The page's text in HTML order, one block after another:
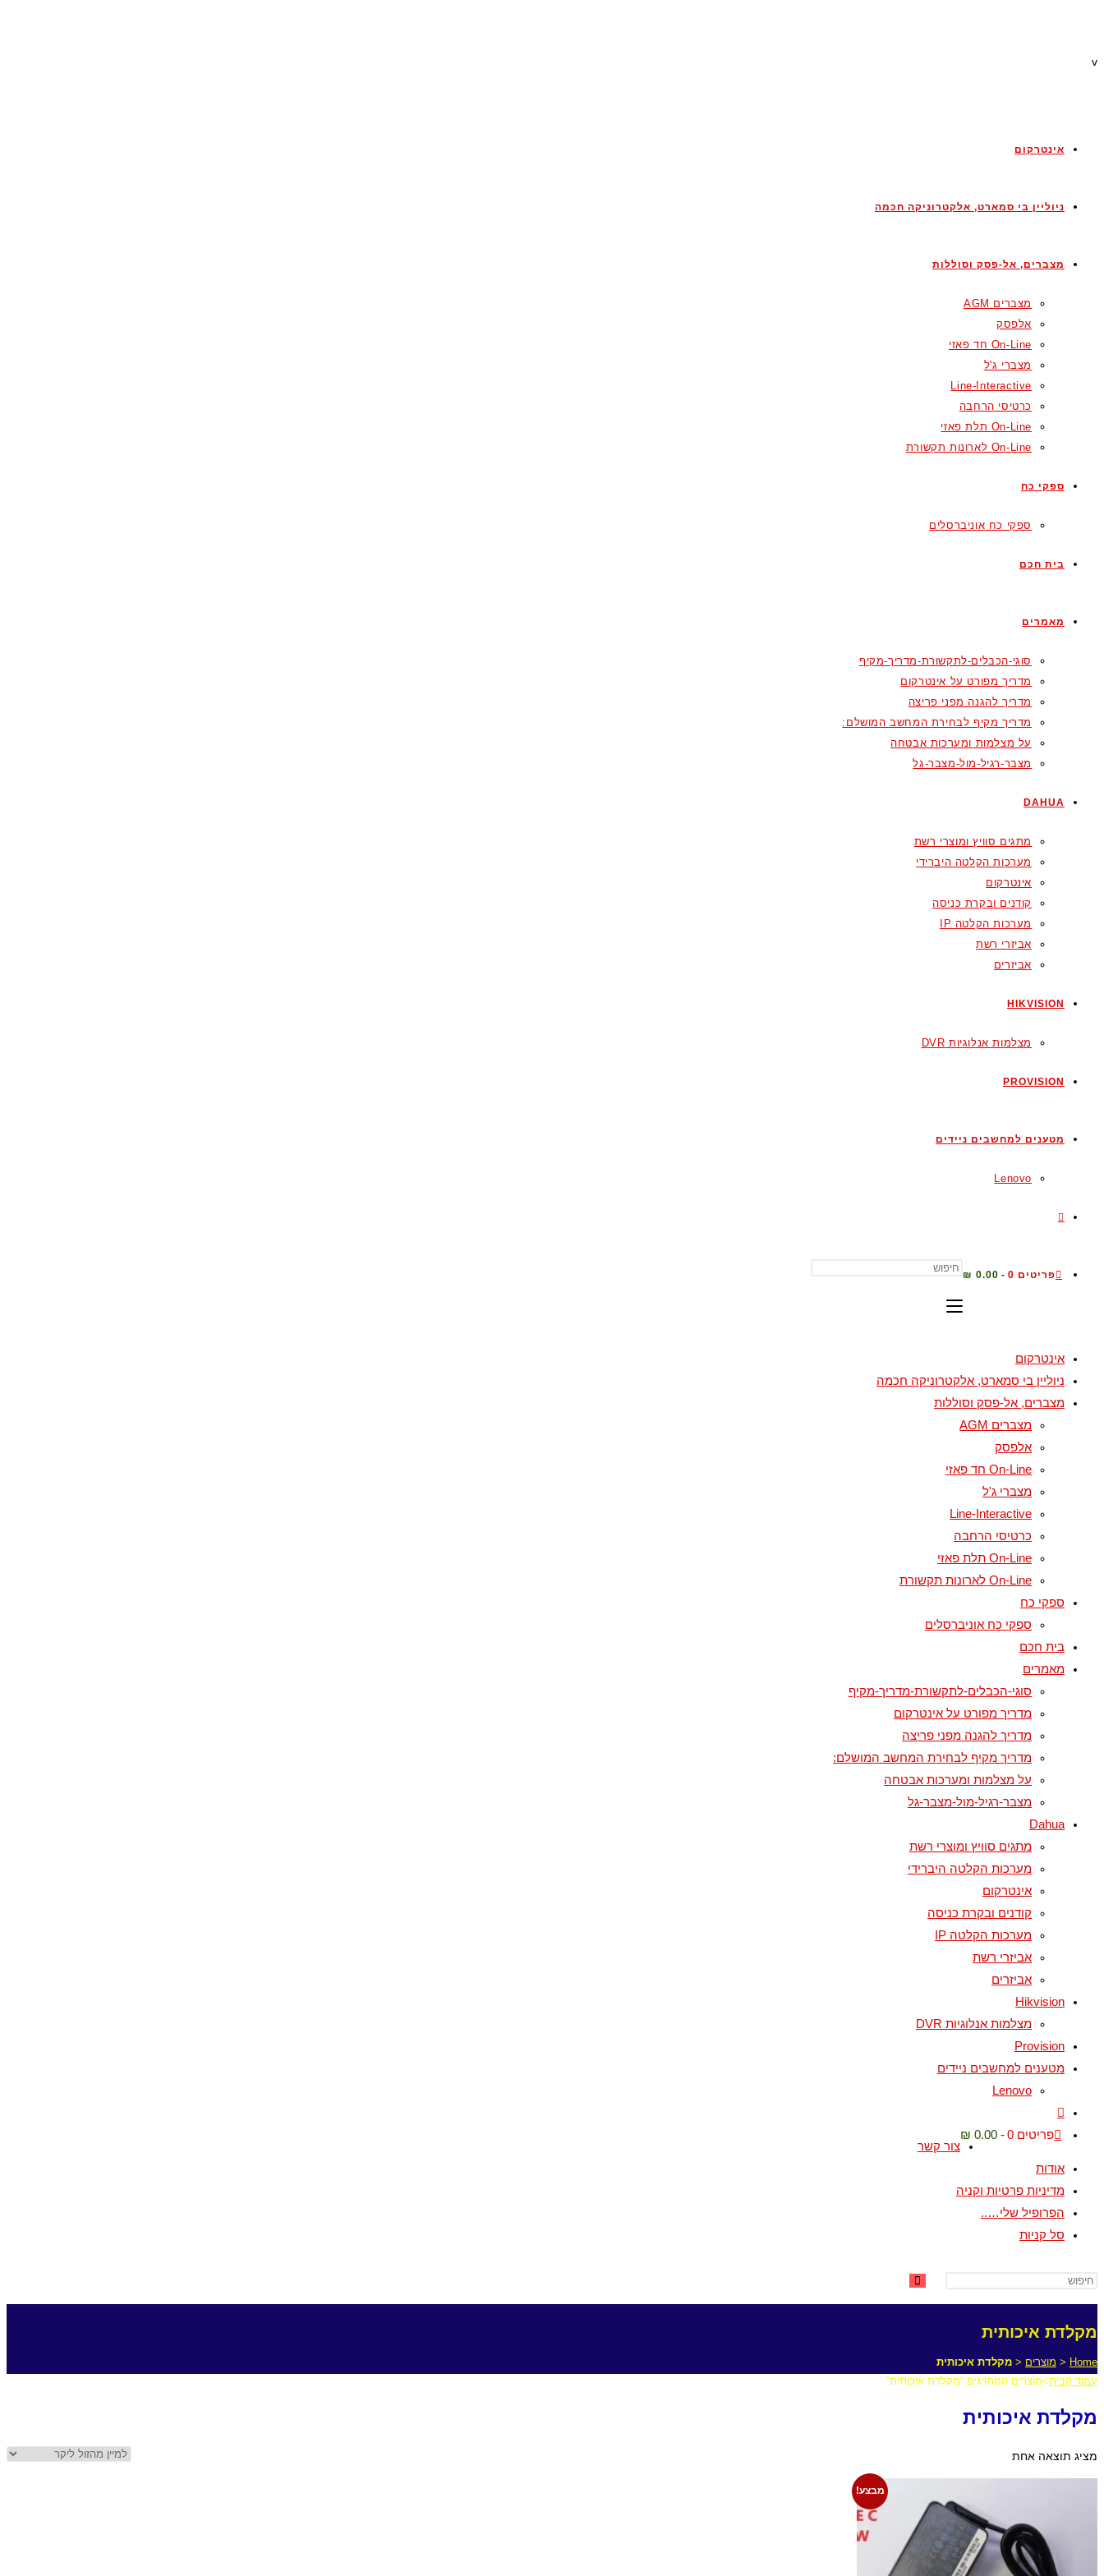
v
אינטרקום
ניוליין בי סמארט, אלקטרוניקה חכמה
מצברים, אל-פסק וסוללות
מצברים AGM
אלפסק
On-Line חד פאזי
מצברי ג'ל
Line-Interactive
כרטיסי הרחבה
On-Line תלת פאזי
On-Line לארונות תקשורת
ספקי כח
ספקי כח אוניברסלים
בית חכם
מאמרים
סוגי-הכבלים-לתקשורת-מדריך-מקיף
מדריך מפורט על אינטרקום
מדריך להגנה מפני פריצה
מדריך מקיף לבחירת המחשב המושלם:
על מצלמות ומערכות אבטחה
מצבר-רגיל-מול-מצבר-גל
DAHUA
מתגים סוויץ ומוצרי רשת
מערכות הקלטה היברידי
אינטרקום
קודנים ובקרת כניסה
מערכות הקלטה IP
אביזרי רשת
אביזרים
HIKVISION
מצלמות אנלוגיות DVR
PROVISION
מטענים למחשבים ניידים
Lenovo
פריטים 0 0.00 ₪
אינטרקום
ניוליין בי סמארט, אלקטרוניקה חכמה
מצברים, אל-פסק וסוללות
מצברים AGM
אלפסק
On-Line חד פאזי
מצברי ג'ל
Line-Interactive
כרטיסי הרחבה
On-Line תלת פאזי
On-Line לארונות תקשורת
ספקי כח
ספקי כח אוניברסלים
בית חכם
מאמרים
סוגי-הכבלים-לתקשורת-מדריך-מקיף
מדריך מפורט על אינטרקום
מדריך להגנה מפני פריצה
מדריך מקיף לבחירת המחשב המושלם:
על מצלמות ומערכות אבטחה
מצבר-רגיל-מול-מצבר-גל
Dahua
מתגים סוויץ ומוצרי רשת
מערכות הקלטה היברידי
אינטרקום
קודנים ובקרת כניסה
מערכות הקלטה IP
אביזרי רשת
אביזרים
Hikvision
מצלמות אנלוגיות DVR
Provision
מטענים למחשבים ניידים
Lenovo
פריטים 0
0.00 ₪
צור קשר
אודות
מדיניות פרטיות וקניה
הפרופיל שלי…..
סל קניות
מקלדת איכותית
Home
< מוצרים < מקלדת איכותית
עמוד הבית>מוצרים המתויגים “מקלדת איכותית”
מקלדת איכותית
מציג תוצאה אחת
מבצע!